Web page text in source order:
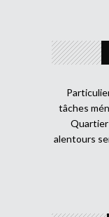
tâches
Quartier
alentours